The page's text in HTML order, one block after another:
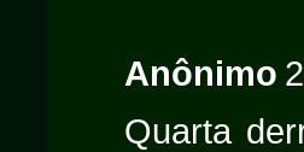
Anônimo
Quarta